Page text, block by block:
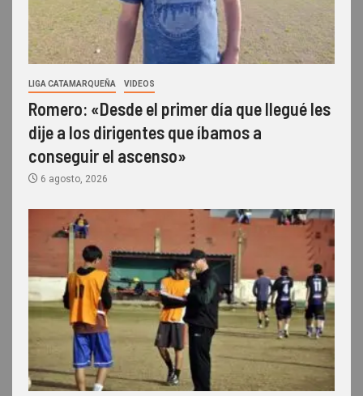
LIGA CATAMARQUEÑA VIDEOS
Romero: «Desde el primer día que llegué les
dije a los dirigentes que íbamos a
conseguir el ascenso»
6 agosto, 2026